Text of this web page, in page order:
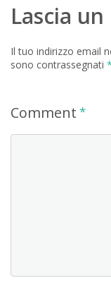
Lascia
Il tuo indirizzo email
sono contrassegnati *
Comment *